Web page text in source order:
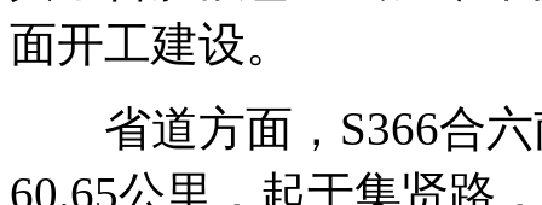
面开工建设。
省道方面，S366合六
60.65公里，起于集贤路